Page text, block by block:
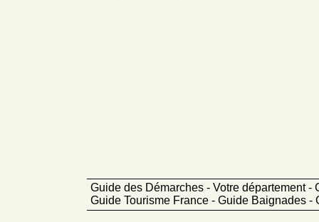
Guide des Démarches - Votre département
Guide Tourisme France - Guide Baignades